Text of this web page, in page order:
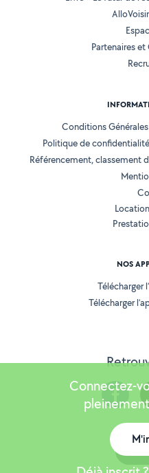
Partenaires
Conditions
Politique de
Référencement, classement
NOS
Télécharger
Télécharger
Connectez-